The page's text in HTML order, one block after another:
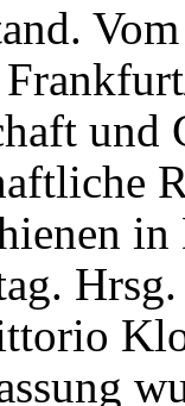
und